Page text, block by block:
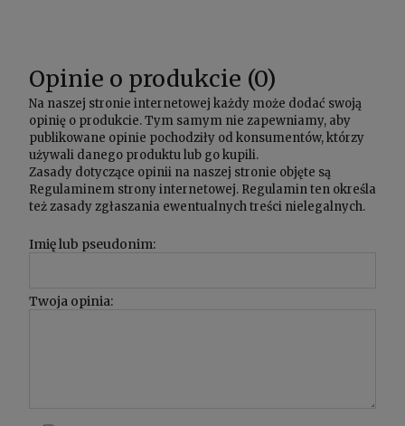
Opinie o produkcie (0)
Na naszej stronie internetowej każdy może dodać swoją
opinię o produkcie. Tym samym nie zapewniamy, aby
publikowane opinie pochodziły od konsumentów, którzy
używali danego produktu lub go kupili.
Zasady dotyczące opinii na naszej stronie objęte są
Regulaminem strony internetowej. Regulamin ten określa
też zasady zgłaszania ewentualnych treści nielegalnych.
Imię lub pseudonim:
Twoja opinia: